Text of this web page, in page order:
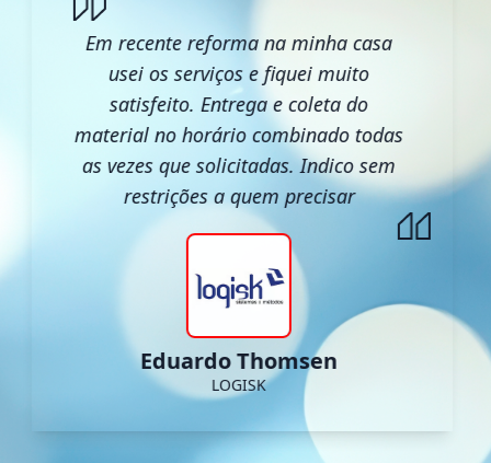
Em recente reforma na minha casa
usei os serviços e fiquei muito
satisfeito. Entrega e coleta do
material no horário combinado todas
as vezes que solicitadas. Indico sem
restrições a quem precisar
Eduardo Thomsen
LOGISK